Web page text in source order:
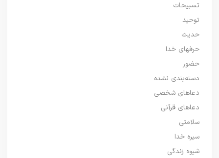
تسبیحات
توحید
حدیث
حرفهای خدا
حضور
دسته‌بندی نشده
دعاهای شخصی
دعاهای قرآنی
سلامتی
سیره خدا
شیوه زندگی